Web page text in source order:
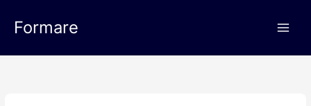
contentFormare